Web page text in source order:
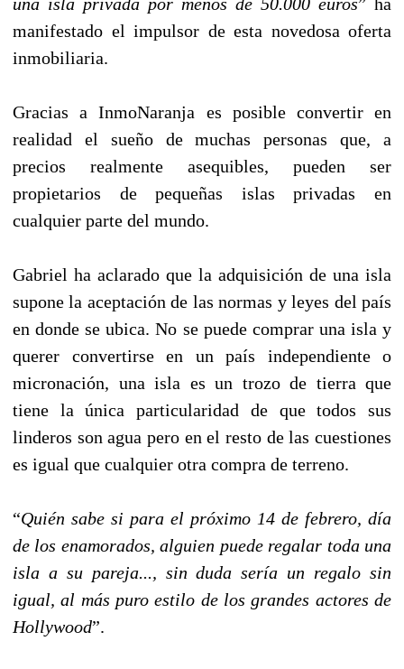
manifestado el impulsor de esta novedosa oferta
inmobiliaria.
Gracias a InmoNaranja es posible convertir en
realidad el sueño de muchas personas que, a
precios realmente asequibles, pueden ser
propietarios de pequeñas islas privadas en
cualquier parte del mundo.
Gabriel ha aclarado que la adquisición de una isla
supone la aceptación de las normas y leyes del país
en donde se ubica. No se puede comprar una isla y
querer convertirse en un país independiente o
micronación, una isla es un trozo de tierra que
tiene la única particularidad de que todos sus
linderos son agua pero en el resto de las cuestiones
es igual que cualquier otra compra de terreno.
“Quién sabe si para el próximo 14 de febrero, día
de los enamorados, alguien puede regalar toda una
isla a su pareja..., sin duda sería un regalo sin
igual, al más puro estilo de los grandes actores de
Hollywood”.